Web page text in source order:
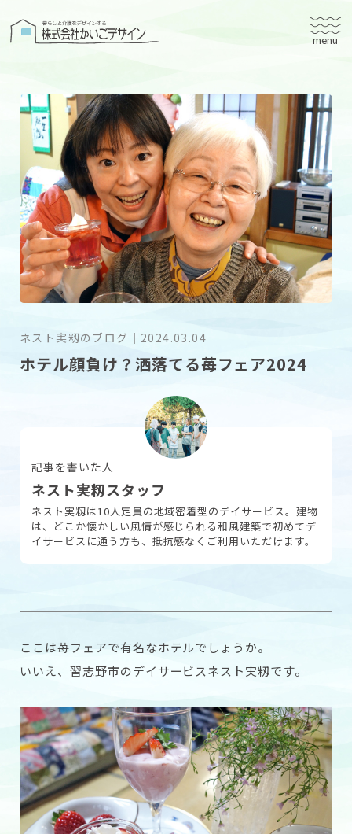
株式会社かいごデザイン
有料老人ホームユタリト
ユタリト船橋
ユタリト市川
デイサービスネスト実籾
建築設計
ブログ
採用情報
ネスト実籾のブログ ｜ 2024.03.04
ホテル顔負け？洒落てる苺フェア2024
記事を書いた人
ネスト実籾スタッフ
ネスト実籾は10人定員の地域密着型のデイサービス。建物
は、どこか懐かしい風情が感じられる和風建築で初めてデ
イサービスに通う方も、抵抗感なくご利用いただけます。
ここは苺フェアで有名なホテルでしょうか。
いいえ、習志野市のデイサービスネスト実籾です。